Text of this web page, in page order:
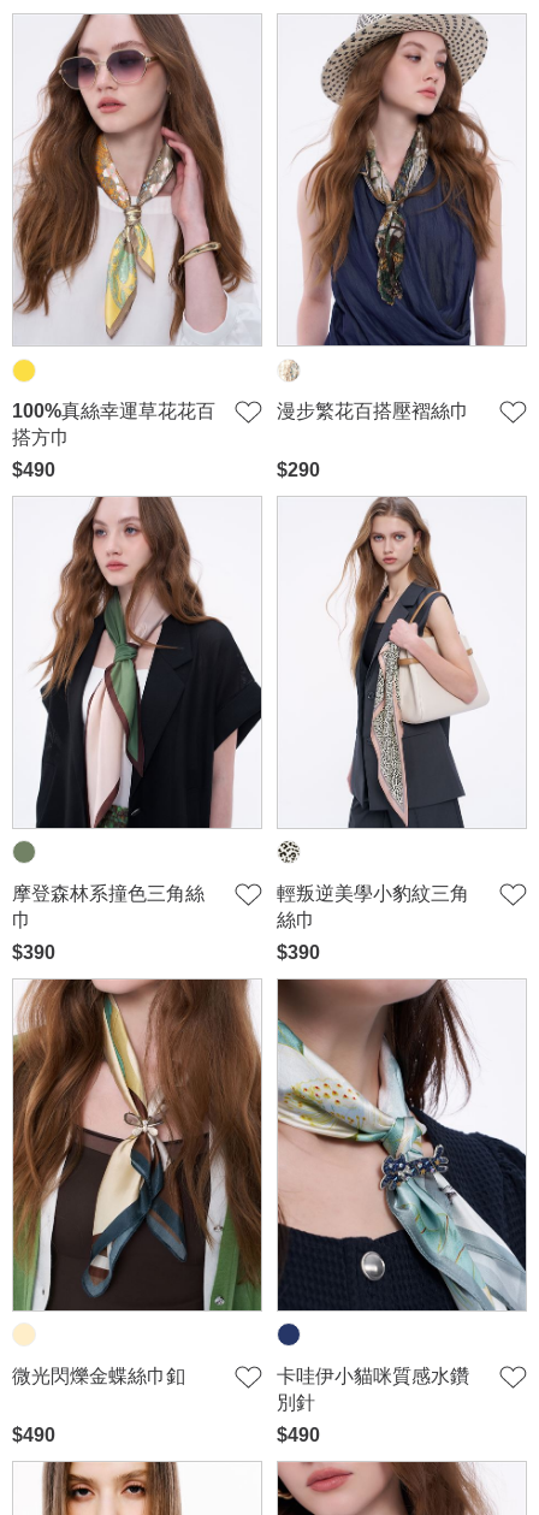
100%真絲幸運草花花百
搭方巾
$490
漫步繁花百搭壓褶絲巾
$290
摩登森林系撞色三角絲
巾
$390
輕叛逆美學小豹紋三角
絲巾
$390
微光閃爍金蝶絲巾釦
$490
卡哇伊小貓咪質感水鑽
別針
$490